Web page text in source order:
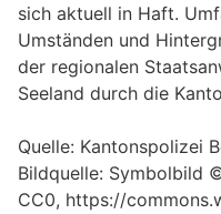
sich aktuell in Haft.
Umständen und
der regionalen
Seeland durch die
Quelle: Kantonspolizei
Bildquelle: Symbolbild
CC0, https://